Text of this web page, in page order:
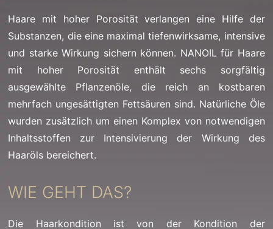
Haare mit hoher Porosität verlangen eine Hilfe der
Substanzen, die eine maximal tiefenwirksame, intensive
und starke Wirkung sichern können. NANOIL für Haare
mit hoher Porosität enthält sechs sorgfältig
ausgewählte Pflanzenöle, die reich an kostbaren
mehrfach ungesättigten Fettsäuren sind. Natürliche Öle
wurden zusätzlich um einen Komplex von notwendigen
Inhaltsstoffen zur Intensivierung der Wirkung des
Haaröls bereichert.
WIE GEHT DAS?
Die Haarkondition ist von der Kondition der